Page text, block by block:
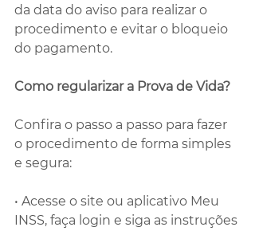
da data do aviso para realizar o
procedimento e evitar o bloqueio
do pagamento.
Como regularizar a Prova de Vida?
Confira o passo a passo para fazer
o procedimento de forma simples
e segura:
• Acesse o site ou aplicativo Meu
INSS, faça login e siga as instruções